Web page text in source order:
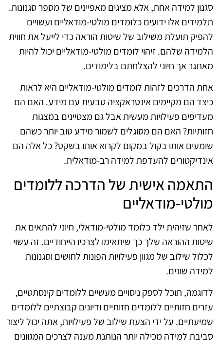
סגנון למידה אחת, אלא מציגים מאפיינים של מספר סגנונות.
תלמידים אלו ידועים כלומדים מולטי-מודאליים ועשויים
להפיק תועלת משילוב של שיטות הוראה כדי לייעל את חווית
הלמידה שלהם. זיהוי לומדים מולטי-מודאליים יכול להיות
מאתגר אך חיוני להצלחתם בלימודים.
אחת הדרכים לזהות לומדים מולטי-מודאליים היא לראות
כיצד הם מקיימים אינטראקציה טבעית עם מידע. האם הם
מעדיפים פעילויות מעשית אבל גם מצטיינים במצגות
חזותיות? האם הם מסוגלים לשמור מידע טוב יותר כשהם
שומעים אותו בקול במקום לקרוא אותו בשקט? כל אלה הם
אינדיקטורים להעדפת למידה רב-מודאלית.
התאמה אישית של הדרכה ללומדים
מולטי-מודאליים
לאחר שזיהית ילד כלומד מולטי-מודאלי, חיוני להתאים את
שיטות ההוראה שלך כך שיתאימו לצרכיו הייחודיים. זה עשוי
לכלול שילוב של מגוון פעילויות הפונות לחושים וסגנונות
למידה שונים.
לדוגמה, תוכל לספק ניסויים מעשיים ללומדים קינסתטיים,
עזרים חזותיים ללומדים חזותיים ודיונים קבוצתיים ללומדים
שמיעתיים. על ידי הצעת שילוב של פעילויות, אתה יכול ליצור
סביבת למידה מכילה יותר הנותנת מענה לצרכים המגוונים